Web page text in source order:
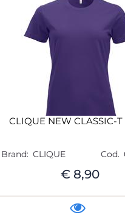
CLIQUE NEW CLASSIC-
Brand: CLIQUE Cod.
€ 8,90